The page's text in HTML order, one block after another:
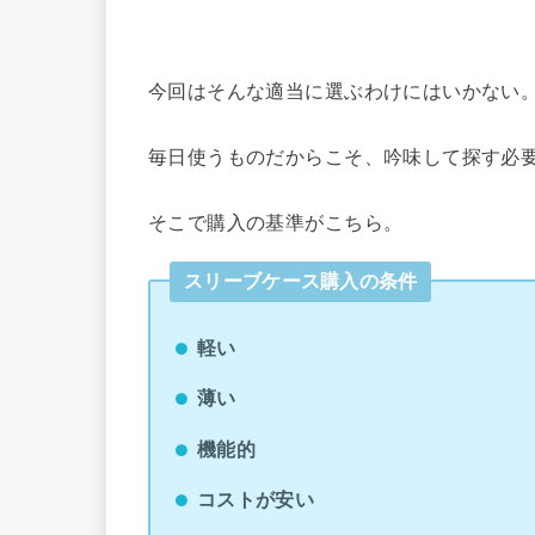
今回はそんな適当に選ぶわけにはいかない。
毎日使うものだからこそ、吟味して探す必
そこで購入の基準がこちら。
スリーブケース購入の条件
軽い
薄い
機能的
コストが安い